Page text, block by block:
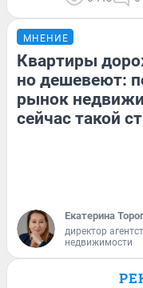
МНЕНИЕ
Квартиры
но дешевеют:
рынок
сейчас такой
Екатерина
директор
недвижимости